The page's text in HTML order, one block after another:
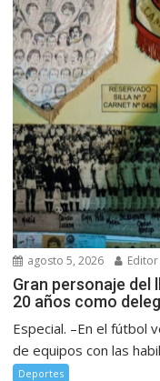
agosto 5, 2026 Editor
Gran personaje del
20 años como
Especial. –En el fútbol
de equipos con las
Deportes